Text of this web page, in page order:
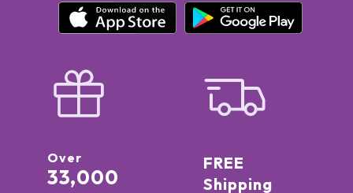
Over
33,000
FREE
Shipping